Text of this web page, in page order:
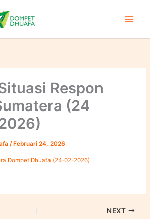
Respon
(24
/ Februari 24, 2026
Dompet Dhuafa (24-02-2026)
NEXT